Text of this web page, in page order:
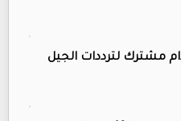
مشترك لترددات الجيل